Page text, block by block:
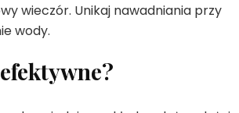
wieczór. Unikaj nawadniania przy
wody.